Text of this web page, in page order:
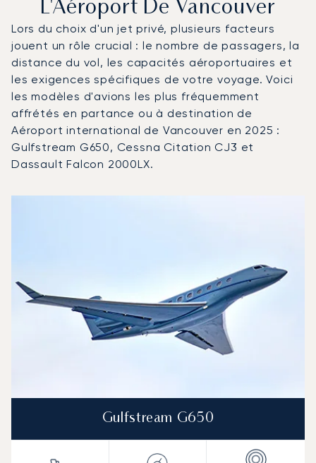
L'Aéroport De Vancouver
Lors du choix d'un jet privé, plusieurs facteurs
jouent un rôle crucial : le nombre de passagers, la
distance du vol, les capacités aéroportuaires et
les exigences spécifiques de votre voyage. Voici
les modèles d'avions les plus fréquemment
affrétés en partance ou à destination de
Aéroport international de Vancouver en 2025 :
Gulfstream G650, Cessna Citation CJ3 et
Dassault Falcon 2000LX.
Gulfstream G650